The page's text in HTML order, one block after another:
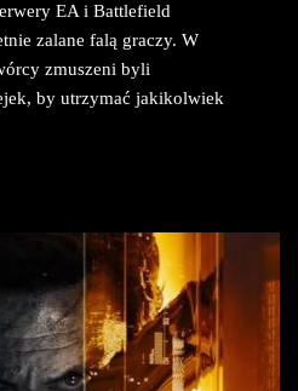
EA i Battlefield
zalane falą graczy. W
zmuszeni byli
by utrzymać jakikolwiek